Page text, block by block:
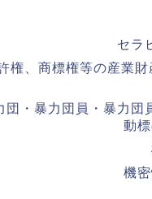
セラ
権、商標権等の産業
団・暴力団員・暴力
動
機